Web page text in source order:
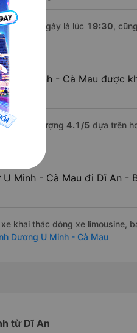
trong ngày là lúc 19:30,
đi U Minh - Cà Mau được
chất lượng 4.1 /5 dựa trên
tín.
Minh - Cà Mau đi Dĩ An -
khai thác dòng xe limousine,
Dương U Minh - Cà Mau
từ Dĩ An